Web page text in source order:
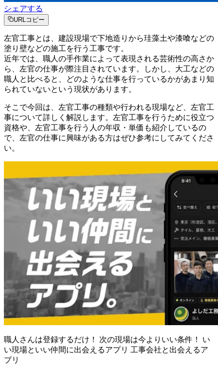
シェアする
URLコピー
左官工事とは、建設現場で下地造りから珪藻土や漆喰などの
塗り壁などの施工を行う工事です。
近年では、職人の手作業によって表現される芸術性の高さか
ら、左官の仕事が際注目されています。しかし、大工などの
職人と比べると、どのような仕事を行っているかがあまり知
られていないという現状があります。
そこで今回は、左官工事の種類や行われる現場など、左官工
事について詳しく解説します。左官工事を行うために役立つ
資格や、左官工事を行う人の年収・単価も紹介しているの
で、左官の仕事に興味がある方はぜひ参考にしてみてくださ
い。
職人さんは登録するだけ！ 次の現場は今よりいい条件！ い
い現場といい仲間に出会えるアプリ 工事会社と出会えるア
プリ